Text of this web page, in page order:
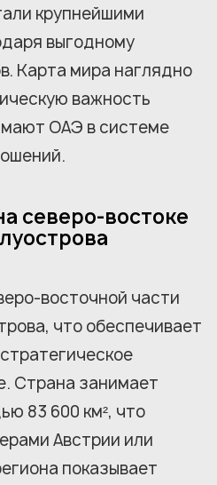
крупнейшими
выгодному
Карта мира наглядно
важность
ОАЭ в системе
северо-востоке
восточной части
что обеспечивает
Страна занимает
83 600 км², что
Австрии или
показывает